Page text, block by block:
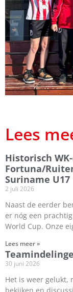
Lees
Historisch
Fortuna/
Suriname U17
2 juli 2026
Naast de eerder
er nóg een
World Cup. Onze
Lees meer »
30 juni 2026
Het is weer gelukt,